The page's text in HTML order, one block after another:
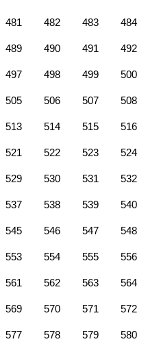
481 482 483 484
489 490 491 492
497 498 499 500
505 506 507 508
513 514 515 516
521 522 523 524
529 530 531 532
537 538 539 540
545 546 547 548
553 554 555 556
561 562 563 564
569 570 571 572
577 578 579 580